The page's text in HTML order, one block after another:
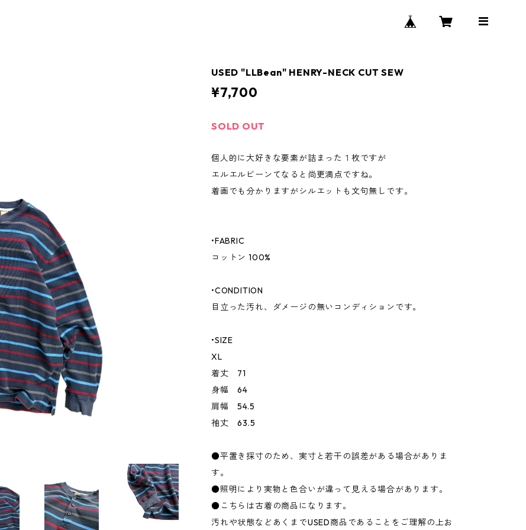
USED "LLBean" HENRY-NECK CUT SEW
¥7,700
SOLD OUT
個人的に大好きな要素が詰まった１枚ですが
エルエルビーンてなると尚更満点ですね。
着画でも分かりますがシルエットも文句無しです。
•FABRIC
コットン 100%
•CONDITION
目立った汚れ、ダメージの無いコンディションです。
•SIZE
XL
着丈 71
身幅 64
肩幅 54.5
袖丈 63.5
●平置き採寸のため、実寸と若干の誤差がある場合がありま
す。
●照明により実物と色合いが違って見える場合があります。
●こちらは古着の商品になります。
汚れや状態などあくまでUSED商品であることをご理解の上お